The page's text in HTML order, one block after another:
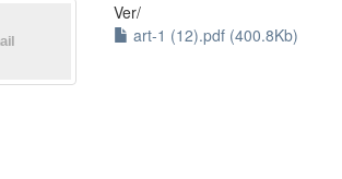
Ver/
art-1 (12).pdf (400.8Kb)